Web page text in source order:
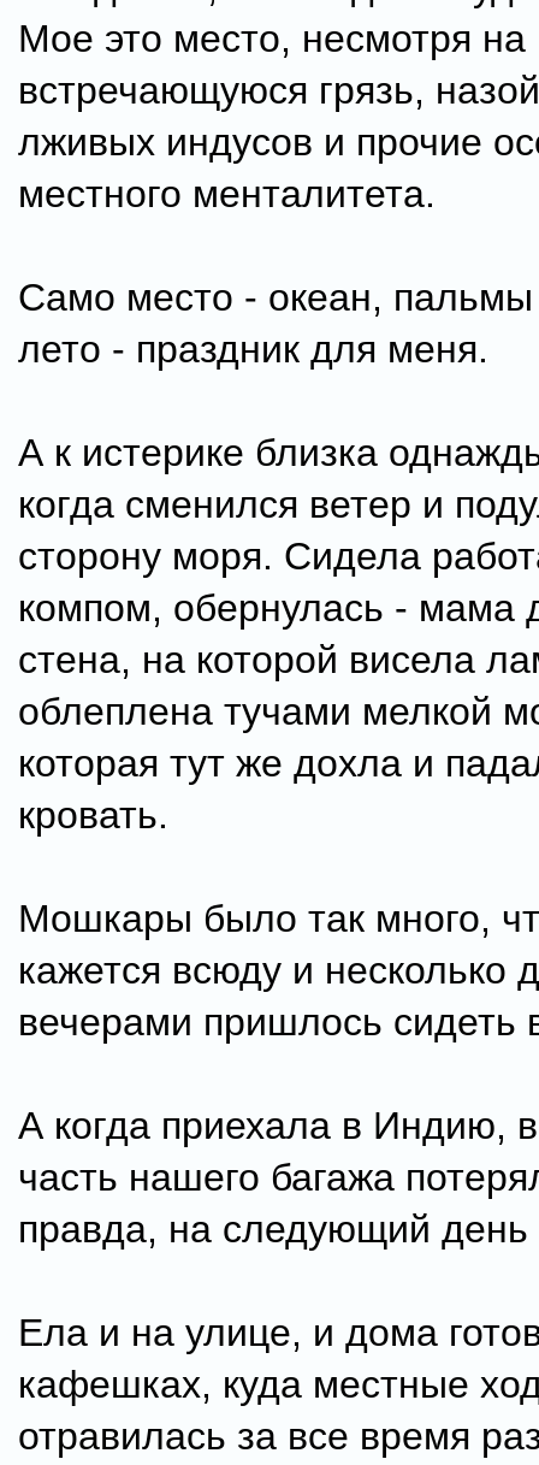
Мое это место, несмотря на
встречающуюся грязь,
лживых индусов и прочие
местного менталитета.
Само место - океан, пальмы
лето - праздник для меня.
А к истерике близка
когда сменился ветер и
сторону моря. Сидела
компом, обернулась - мама
стена, на которой висела
облеплена тучами мелкой
которая тут же дохла и
кровать.
Мошкары было так много,
кажется всюду и несколько
вечерами пришлось сидеть
А когда приехала в Индию,
часть нашего багажа
правда, на следующий
Ела и на улице, и дома
кафешках, куда местные
отравилась за все время